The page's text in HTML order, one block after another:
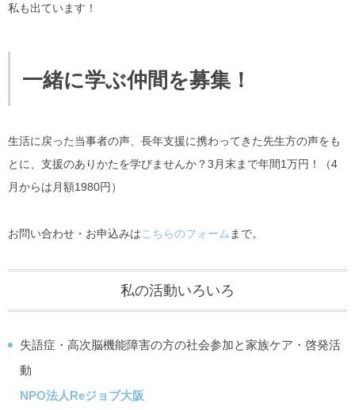
私も出ています！
一緒に学ぶ仲間を募集！
生活に戻った当事者の声、長年支援に携わってきた先生方の声をも
とに、支援のありかたを学びませんか？3月末まで年間1万円！（4
月からは月額1980円）
お問い合わせ・お申込みは こちらのフォーム まで。
私の活動いろいろ
失語症・高次脳機能障害の方の社会参加と家族ケア・啓発活
動
NPO法人Reジョブ大阪